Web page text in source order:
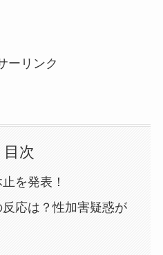
ーリンク
目次
を発表！
応は？性加害疑惑が